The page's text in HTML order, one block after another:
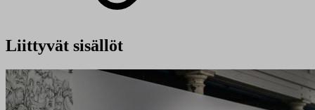
Liittyvät sisällöt